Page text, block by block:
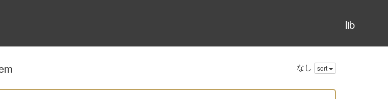
lib
なし sort